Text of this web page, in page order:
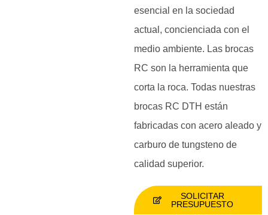
esencial en la sociedad
actual, concienciada con el
medio ambiente. Las brocas
RC son la herramienta que
corta la roca. Todas nuestras
brocas RC DTH están
fabricadas con acero aleado y
carburo de tungsteno de
calidad superior.
SOLICITAR
PRESUPUESTO